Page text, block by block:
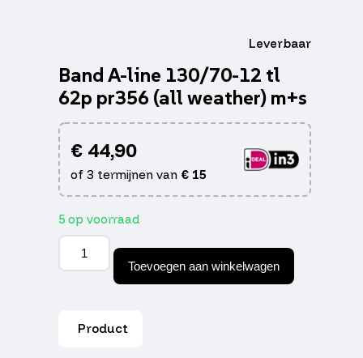
Leverbaar
Band A-line 130/70-12 tl
62p pr356 (all weather) m+s
€44,90
of 3 termijnen van €15
5 op voorraad
Band
line
62p
Toevoegen aan winkelwagen
Product